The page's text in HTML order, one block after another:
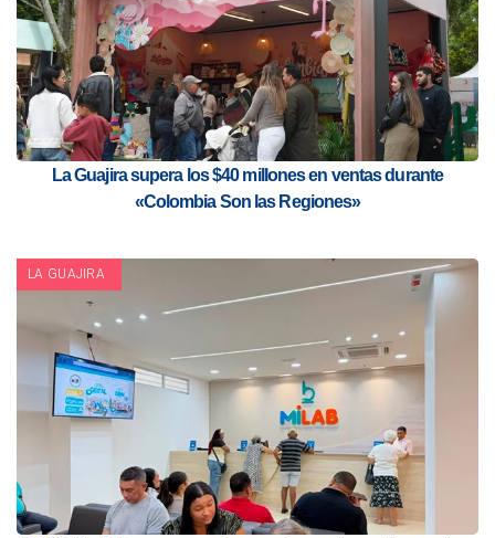
La Guajira supera los $40 millones en ventas durante
«Colombia Son las Regiones»
LA GUAJIRA